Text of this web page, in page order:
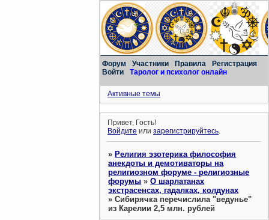
Форум Участники Правила
Регистрация
Войти
Таролог и психолог онлайн
Активные темы
Привет, Гость!
Войдите илизарегистрируйтесь.
»Религия эзотерика философия
анекдоты и демотиваторы на
религиозном форуме - религиозные
форумы »О шарлатанах
экстрасенсах, гадалках, колдунах
»Сибирячка перечислила "ведунье"
из Карелии 2,5 млн. рублей